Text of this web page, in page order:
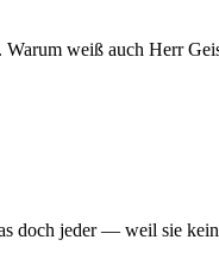
weiß auch Herr
jeder — weil sie